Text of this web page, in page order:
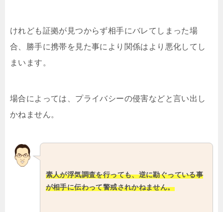
けれども証拠が見つからず相手にバレてしまった場
合、勝手に携帯を見た事により関係はより悪化してし
まいます。
場合によっては、プライバシーの侵害などと言い出し
かねません。
素人が浮気調査を行っても、逆に勘ぐっている事
が相手に伝わって警戒されかねません。